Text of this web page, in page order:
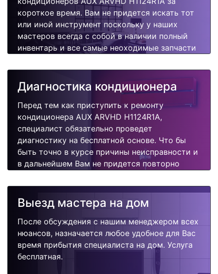
короткое время. Вам не придется искать тот
или иной инструмент поскольку у наших
мастеров всегда с собой в наличии полный
инвентарь и все самые неоходимые запчасти
быстро, качественно и недорого.
Диагностика кондиционера
Перед тем как приступить к ремонту
кондиционера AUX ARVHD H1124R1A,
специалист обязательно проведет
диагностику на бесплатной основе. Что бы
быть точно в курсе причины неисправности и
в дальнейшем Вам не придется повторно
поломок.
Выезд мастера на дом
После обсуждения с нашим менеджером всех
нюансов, назначается любое удобное для Вас
время прибытия специалиста на дом. Услуга
бесплатная.